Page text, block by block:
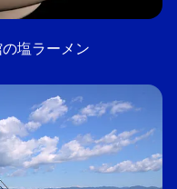
塩ラーメン